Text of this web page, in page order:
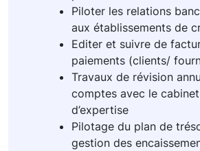
Piloter les relations
aux établissements de
Editer et suivre de
paiements (clients/
Travaux de révision
comptes avec le cabinet
d’expertise
Pilotage du plan de
gestion des